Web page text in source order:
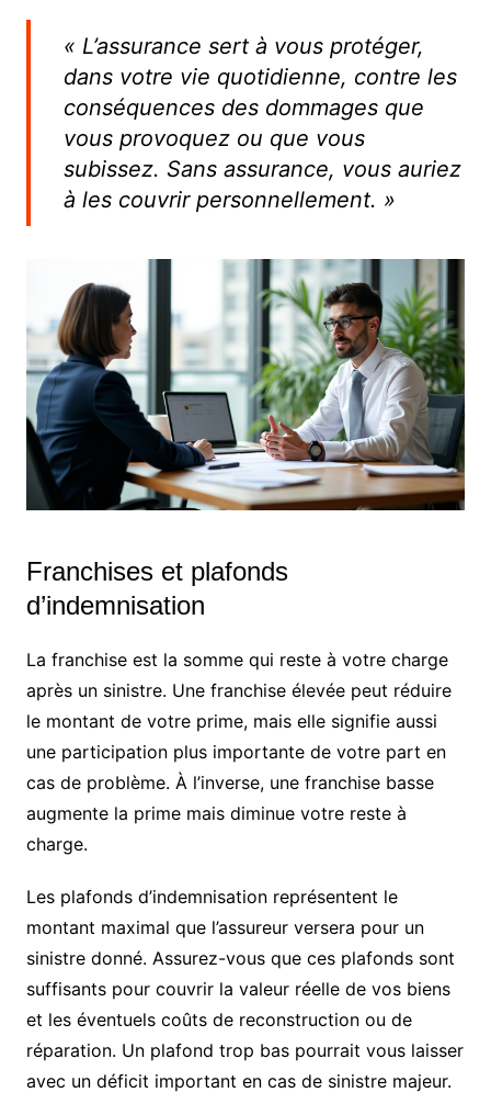
« L’assurance sert à vous protéger,
dans votre vie quotidienne, contre les
conséquences des dommages que
vous provoquez ou que vous
subissez. Sans assurance, vous auriez
à les couvrir personnellement. »
Franchises et plafonds
d’indemnisation
La franchise est la somme qui reste à votre charge
après un sinistre. Une franchise élevée peut réduire
le montant de votre prime, mais elle signifie aussi
une participation plus importante de votre part en
cas de problème. À l’inverse, une franchise basse
augmente la prime mais diminue votre reste à
charge.
Les plafonds d’indemnisation représentent le
montant maximal que l’assureur versera pour un
sinistre donné. Assurez-vous que ces plafonds sont
suffisants pour couvrir la valeur réelle de vos biens
et les éventuels coûts de reconstruction ou de
réparation. Un plafond trop bas pourrait vous laisser
avec un déficit important en cas de sinistre majeur.